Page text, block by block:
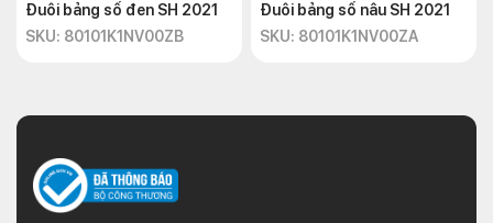
Đuôi bảng số đen SH 2021
SKU: 80101K1NV00ZB
Đuôi bảng số nâu SH 2021
SKU: 80101K1NV00ZA